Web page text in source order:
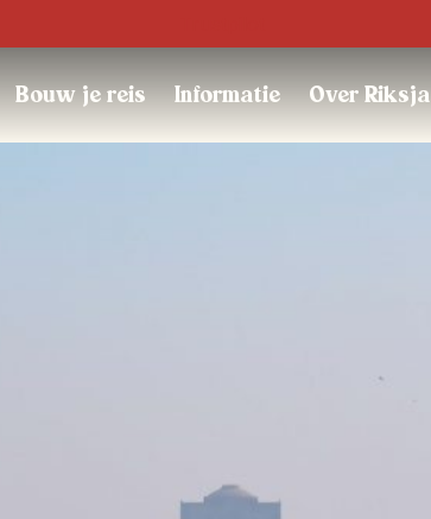
Bouw je reis Informatie Over Riksja